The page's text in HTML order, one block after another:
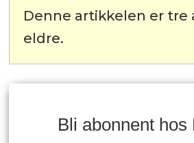
Denne artikkelen er tre
eldre.
Bli abonnent hos